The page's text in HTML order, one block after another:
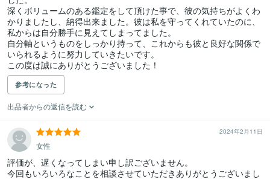
深くボリュームのある鑑定をして頂けた事で、彼の気持ちがよくわ
かりましたし、納得出来ました。彼は私を守ってくれていたのに、
私からは自分勝手に見えてしまってました。
自分軸というものをしっかり持って、これからも彼と良好な関係で
いられるように努力していきたいです。
この度は誠にありがとうございました！
参考になった
出品者からの返信を読む
2024年2月11日
女性
評価が、遅くなってしまい申し訳ございません。
今回もいろいろなことを相談させていただきありがとうございまし